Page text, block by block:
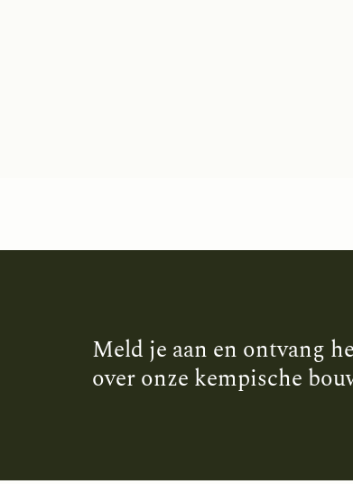
Meld je aan en ontvang
over onze kempische